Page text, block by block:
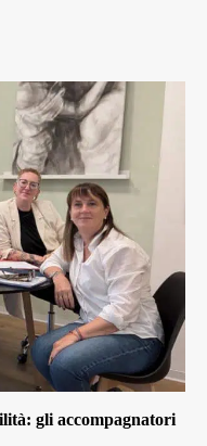
gli accompagnatori